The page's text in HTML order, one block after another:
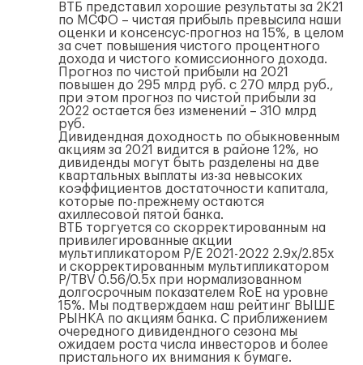
ВТБ представил хорошие результаты за 2К21
по МСФО – чистая прибыль превысила наши
оценки и консенсус-прогноз на 15%, в целом
за счет повышения чистого процентного
дохода и чистого комиссионного дохода.
Прогноз по чистой прибыли на 2021
повышен до 295 млрд руб. с 270 млрд руб.,
при этом прогноз по чистой прибыли за
2022 остается без изменений – 310 млрд
руб.
Дивидендная доходность по обыкновенным
акциям за 2021 видится в районе 12%, но
дивиденды могут быть разделены на две
квартальных выплаты из-за невысоких
коэффициентов достаточности капитала,
которые по-прежнему остаются
ахиллесовой пятой банка.
ВТБ торгуется со скорректированным на
привилегированные акции
мультипликатором P/E 2021-2022 2.9x/2.85x
и скорректированным мультипликатором
P/TBV 0.56/0.5x при нормализованном
долгосрочным показателем RoE на уровне
15%. Мы подтверждаем наш рейтинг ВЫШЕ
РЫНКА по акциям банка. С приближением
очередного дивидендного сезона мы
ожидаем роста числа инвесторов и более
пристального их внимания к бумаге.